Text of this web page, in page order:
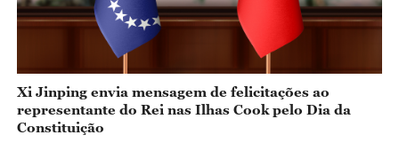
Xi Jinping envia mensagem de felicitações ao
representante do Rei nas Ilhas Cook pelo Dia da
Constituição